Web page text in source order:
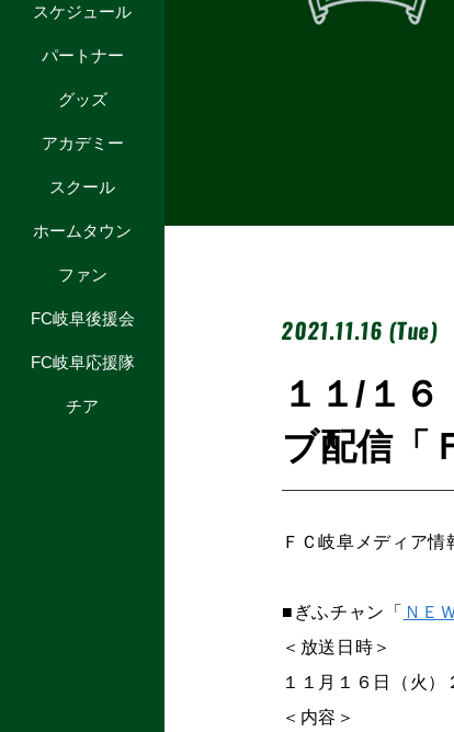
スケジュール
パートナー
グッズ
アカデミー
スクール
ホームタウン
ファン
FC岐阜後援会
FC岐阜応援隊
チア
2021.11.16 (Tue)
１１/１
ブ配信「
ＦＣ岐阜メディア情
■ぎふチャン「 ＮＥ
＜放送日時＞
１１月１６日（火
＜内容＞